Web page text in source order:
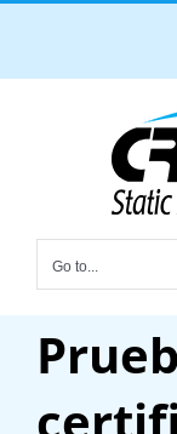
content
Go to...